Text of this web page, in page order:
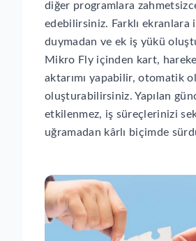
diğer programlara
edebilirsiniz. Farklı ekranlara
duymadan ve ek iş yükü
Mikro Fly içinden kart,
aktarımı yapabilir, otomatik
oluşturabilirsiniz. Yapılan
etkilenmez, iş süreçlerinizi
uğramadan kârlı biçimde